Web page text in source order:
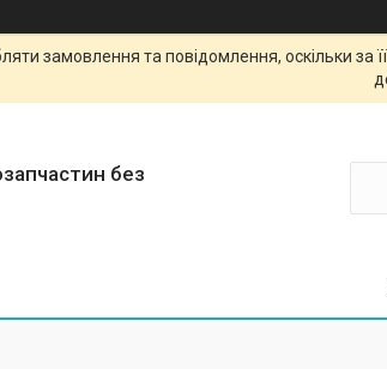
замовлення та повідомлення, оскільки за
без